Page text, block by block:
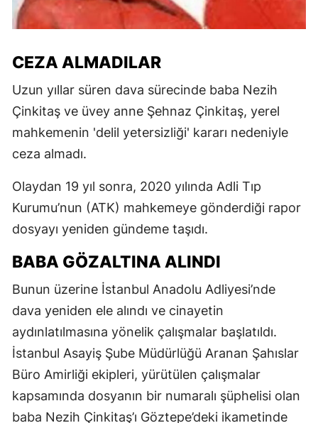
CEZA ALMADILAR
Uzun yıllar süren dava sürecinde baba Nezih
Çinkitaş ve üvey anne Şehnaz Çinkitaş, yerel
mahkemenin 'delil yetersizliği' kararı nedeniyle
ceza almadı.
Olaydan 19 yıl sonra, 2020 yılında Adli Tıp
Kurumu’nun (ATK) mahkemeye gönderdiği rapor
dosyayı yeniden gündeme taşıdı.
BABA GÖZALTINA ALINDI
Bunun üzerine İstanbul Anadolu Adliyesi’nde
dava yeniden ele alındı ve cinayetin
aydınlatılmasına yönelik çalışmalar başlatıldı.
İstanbul Asayiş Şube Müdürlüğü Aranan Şahıslar
Büro Amirliği ekipleri, yürütülen çalışmalar
kapsamında dosyanın bir numaralı şüphelisi olan
baba Nezih Çinkitaş’ı Göztepe’deki ikametinde